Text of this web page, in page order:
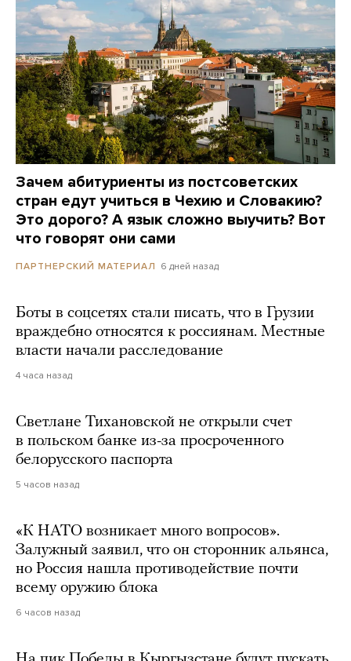
Зачем абитуриенты из постсоветских
стран едут учиться в Чехию и Словакию?
Это дорого? А язык сложно выучить? Вот
что говорят они сами
ПАРТНЕРСКИЙ МАТЕРИАЛ 6 дней назад
Боты в соцсетях стали писать, что в Грузии
враждебно относятся к россиянам. Местные
власти начали расследование
4 часа назад
Светлане Тихановской не открыли счет
в польском банке из-за просроченного
белорусского паспорта
5 часов назад
«К НАТО возникает много вопросов».
Залужный заявил, что он сторонник альянса,
но Россия нашла противодействие почти
всему оружию блока
6 часов назад